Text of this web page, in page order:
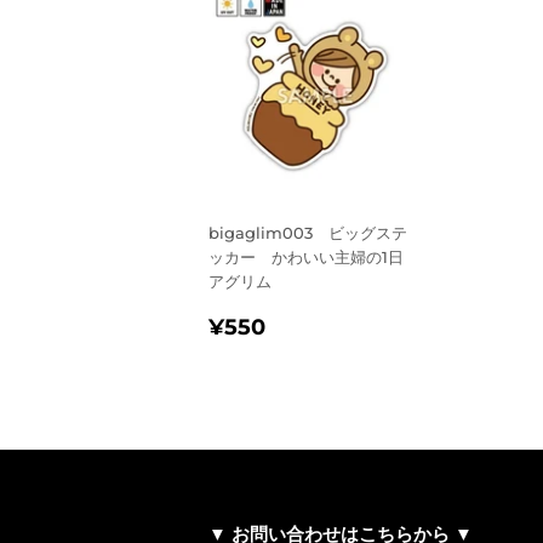
bigaglim003 ビッグステ
ッカー かわいい主婦の1日
アグリム
通
¥550
▼ お問い合わせはこちらから ▼